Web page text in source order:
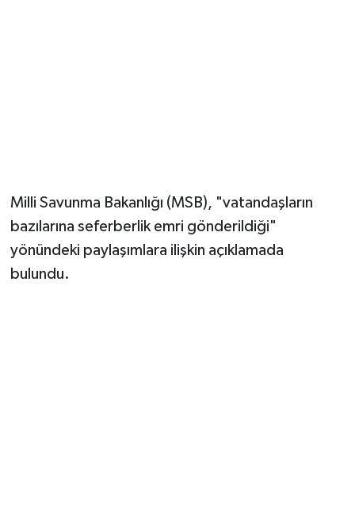
Milli Savunma Bakanlığı (MSB), "vatandaşların
bazılarına seferberlik emri gönderildiği"
yönündeki paylaşımlara ilişkin açıklamada
bulundu.